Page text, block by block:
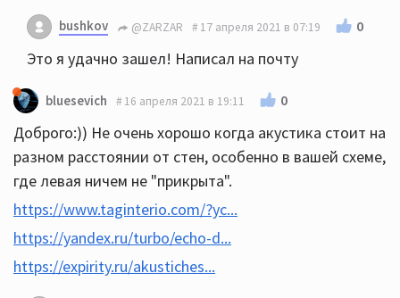
bushkov @ZARZAR 17 апреля 2021 в 07:19 0
Это я удачно зашел! Написал на почту
bluesevich 16 апреля 2021 в 19:11 0
Доброго:)) Не очень хорошо когда акустика стоит на
разном расстоянии от стен, особенно в вашей схеме,
где левая ничем не "прикрыта".
https://www.taginterio.com/?yc...
https://yandex.ru/turbo/echo-d...
https://expirity.ru/akustiches...